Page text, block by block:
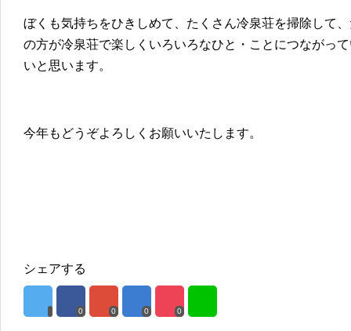
ぼくも気持ちをひきしめて、たくさん冷泉荘を掃除して
の方が冷泉荘で楽しくいろいろなひと・ことにつながっ
いと思います。
今年もどうぞよろしくお願いいたします。
シェアする
0 0 0 0